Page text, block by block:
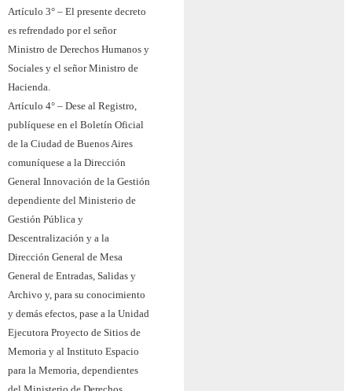
Artículo 3° – El presente decreto
es refrendado por el señor
Ministro de Derechos Humanos y
Sociales y el señor Ministro de
Hacienda.
Artículo 4° – Dese al Registro,
publíquese en el Boletín Oficial
de la Ciudad de Buenos Aires
comuníquese a la Dirección
General Innovación de la Gestión
dependiente del Ministerio de
Gestión Pública y
Descentralización y a la
Dirección General de Mesa
General de Entradas, Salidas y
Archivo y, para su conocimiento
y demás efectos, pase a la Unidad
Ejecutora Proyecto de Sitios de
Memoria y al Instituto Espacio
para la Memoria, dependientes